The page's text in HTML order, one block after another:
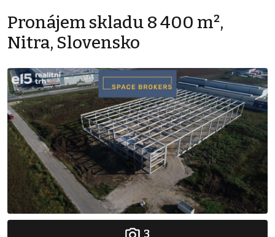
Pronájem skladu 8 400 m²,
Nitra, Slovensko
3